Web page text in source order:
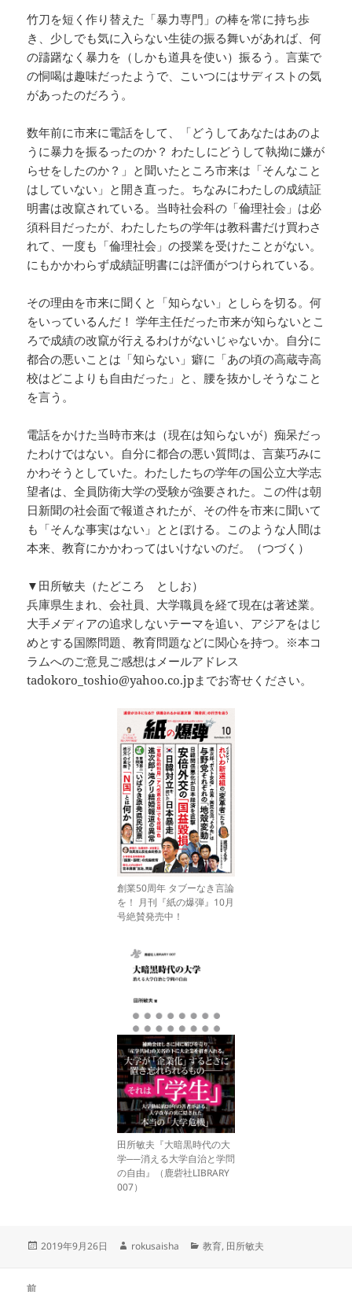
竹刀を短く作り替えた「暴力専門」の棒を常に持ち歩
き、少しでも気に入らない生徒の振る舞いがあれば、何
の躊躇なく暴力を（しかも道具を使い）振るう。言葉で
の恫喝は趣味だったようで、こいつにはサディストの気
があったのだろう。
数年前に市来に電話をして、「どうしてあなたはあのよ
うに暴力を振るったのか？ わたしにどうして執拗に嫌が
らせをしたのか？」と聞いたところ市来は「そんなこと
はしていない」と開き直った。ちなみにわたしの成績証
明書は改竄されている。当時社会科の「倫理社会」は必
須科目だったが、わたしたちの学年は教科書だけ買わさ
れて、一度も「倫理社会」の授業を受けたことがない。
にもかかわらず成績証明書には評価がつけられている。
その理由を市来に聞くと「知らない」としらを切る。何
をいっているんだ！ 学年主任だった市来が知らないとこ
ろで成績の改竄が行えるわけがないじゃないか。自分に
都合の悪いことは「知らない」癖に「あの頃の高蔵寺高
校はどこよりも自由だった」と、腰を抜かしそうなこと
を言う。
電話をかけた当時市来は（現在は知らないが）痴呆だっ
たわけではない。自分に都合の悪い質問は、言葉巧みに
かわそうとしていた。わたしたちの学年の国公立大学志
望者は、全員防衛大学の受験が強要された。この件は朝
日新聞の社会面で報道されたが、その件を市来に聞いて
も「そんな事実はない」ととぼける。このような人間は
本来、教育にかかわってはいけないのだ。（つづく）
▼田所敏夫（たどころ としお）
兵庫県生まれ、会社員、大学職員を経て現在は著述業。
大手メディアの追求しないテーマを追い、アジアをはじ
めとする国際問題、教育問題などに関心を持つ。※本コ
ラムへのご意見ご感想はメールアドレス
tadokoro_toshio@yahoo.co.jpまでお寄せください。
創業50周年 タブーなき言論
を！ 月刊『紙の爆弾』10月
号絶賛発売中！
田所敏夫『大暗黒時代の大
学──消える大学自治と学問
の自由』（鹿砦社LIBRARY
007）
投
2019年9月26日
作
rokusaisha
カ
教育, 田所敏夫
前